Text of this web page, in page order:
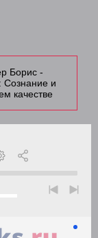
Борис -
и
качестве